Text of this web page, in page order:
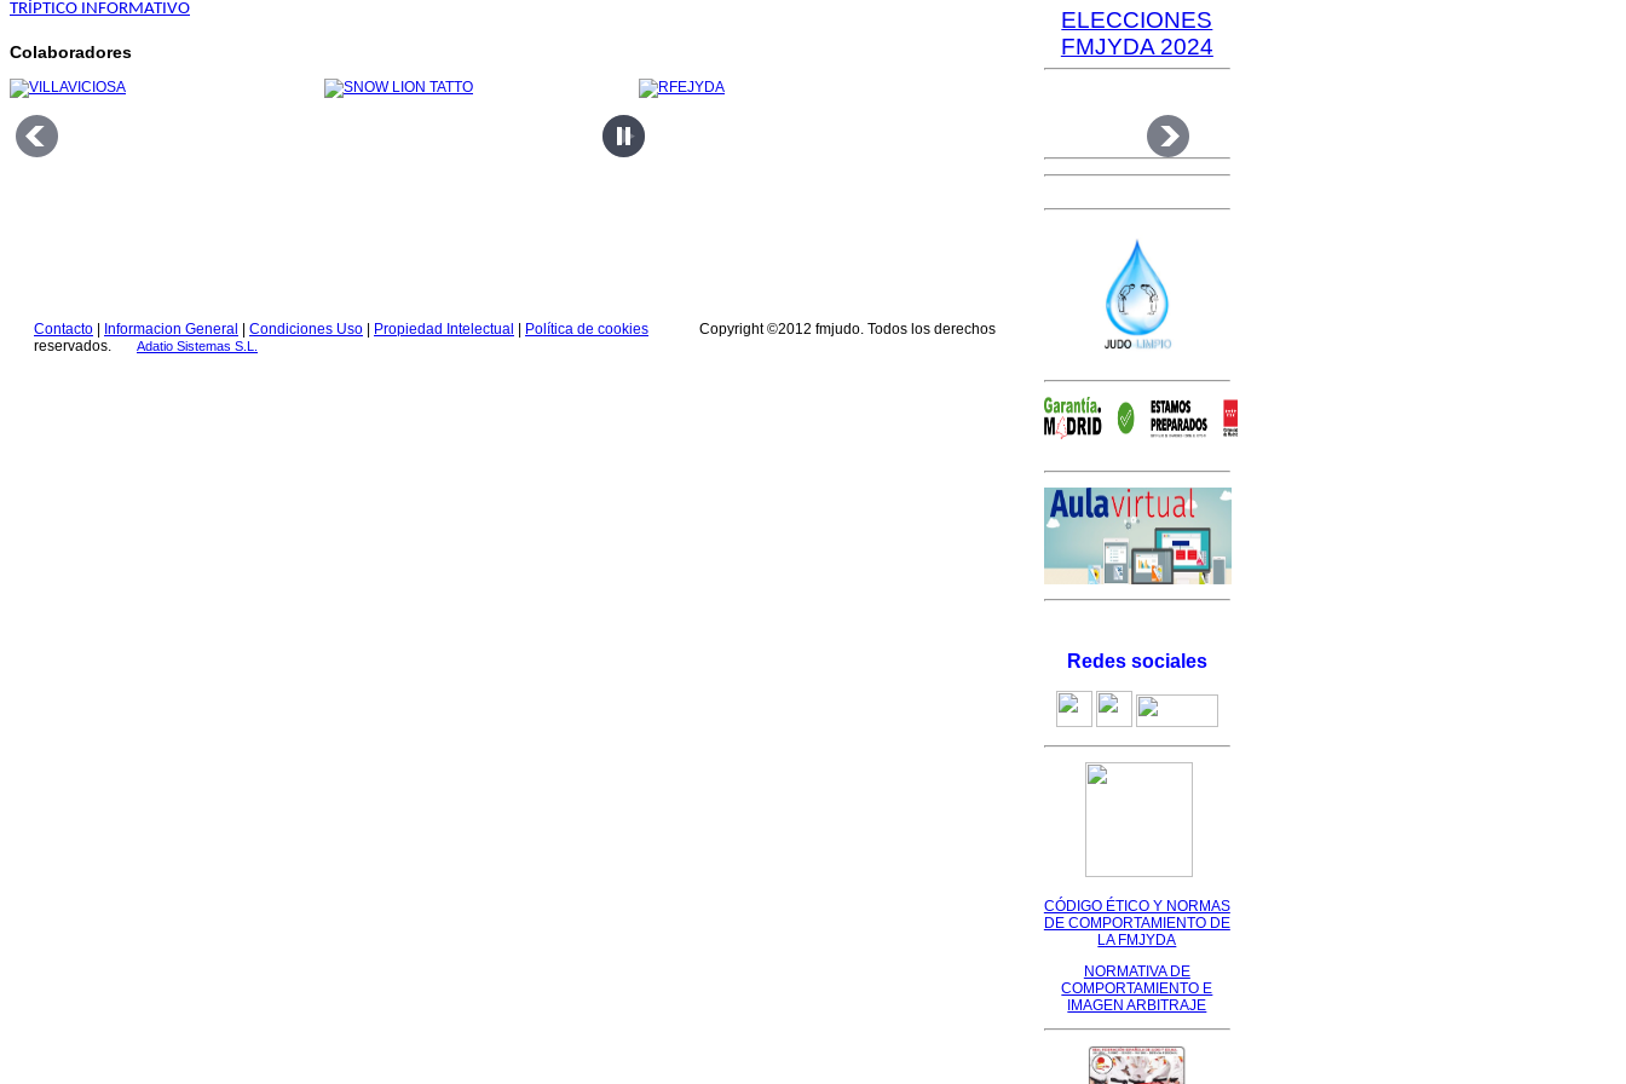
TRÍPTICO INFORMATIVO
Colaboradores
ELECCIONES
FMJYDA 2024
Redes sociales
CÓDIGO ÉTICO Y NORMAS
DE COMPORTAMIENTO DE
LA FMJYDA
NORMATIVA DE
COMPORTAMIENTO E
IMAGEN ARBITRAJE
Contacto | Informacion General | Condiciones Uso | Propiedad Intelectual | Política de cookies Copyright ©2012 fmjudo. Todos los derechos
reservados. Adatio Sistemas S.L.